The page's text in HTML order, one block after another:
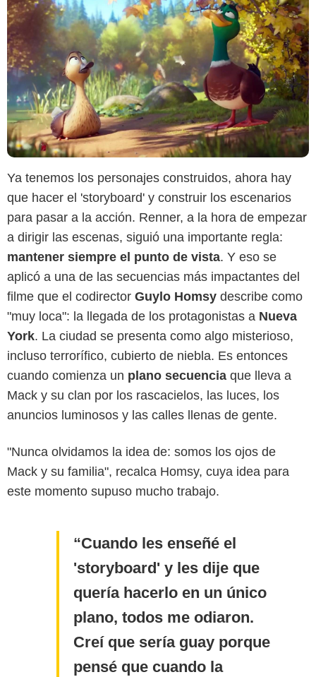
Ya tenemos los personajes construidos, ahora hay
que hacer el 'storyboard' y construir los escenarios
para pasar a la acción. Renner, a la hora de empezar
a dirigir las escenas, siguió una importante regla:
mantener siempre el punto de vista. Y eso se
aplicó a una de las secuencias más impactantes del
filme que el codirector Guylo Homsy describe como
"muy loca": la llegada de los protagonistas a Nueva
York. La ciudad se presenta como algo misterioso,
incluso terrorífico, cubierto de niebla. Es entonces
cuando comienza un plano secuencia que lleva a
Mack y su clan por los rascacielos, las luces, los
anuncios luminosos y las calles llenas de gente.
"Nunca olvidamos la idea de: somos los ojos de
Mack y su familia", recalca Homsy, cuya idea para
este momento supuso mucho trabajo.
Cuando les enseñé el
'storyboard' y les dije que
quería hacerlo en un único
plano, todos me odiaron.
Creí que sería guay porque
pensé que cuando la